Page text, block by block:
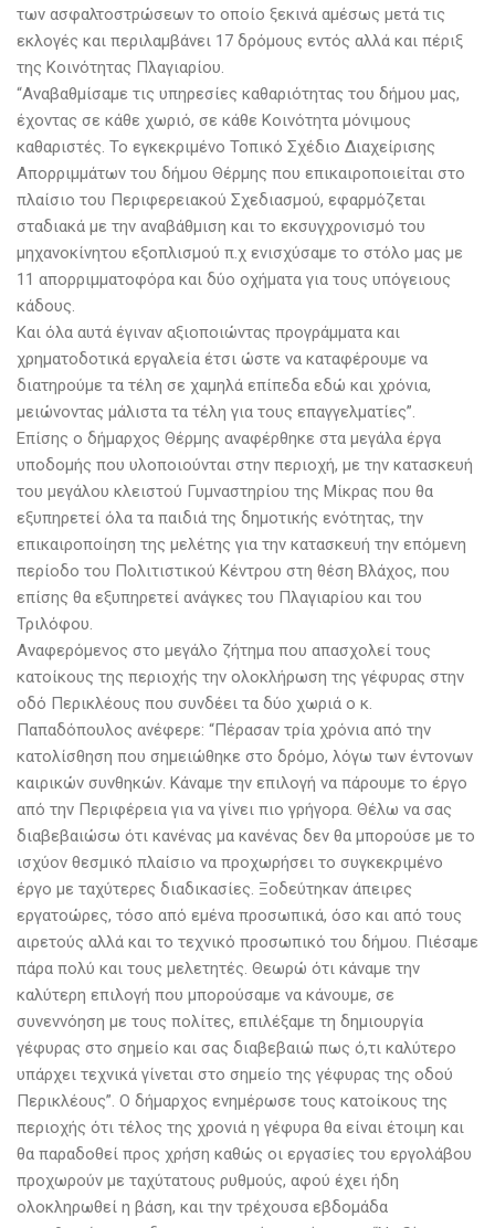
των ασφαλτοστρώσεων το οποίο ξεκινά αμέσως μετά τις
εκλογές και περιλαμβάνει 17 δρόμους εντός αλλά και πέριξ
της Κοινότητας Πλαγιαρίου.
“Αναβαθμίσαμε τις υπηρεσίες καθαριότητας του δήμου μας,
έχοντας σε κάθε χωριό, σε κάθε Κοινότητα μόνιμους
καθαριστές. Το εγκεκριμένο Τοπικό Σχέδιο Διαχείρισης
Απορριμμάτων του δήμου Θέρμης που επικαιροποιείται στο
πλαίσιο του Περιφερειακού Σχεδιασμού, εφαρμόζεται
σταδιακά με την αναβάθμιση και το εκσυγχρονισμό του
μηχανοκίνητου εξοπλισμού π.χ ενισχύσαμε το στόλο μας με
11 απορριμματοφόρα και δύο οχήματα για τους υπόγειους
κάδους.
Και όλα αυτά έγιναν αξιοποιώντας προγράμματα και
χρηματοδοτικά εργαλεία έτσι ώστε να καταφέρουμε να
διατηρούμε τα τέλη σε χαμηλά επίπεδα εδώ και χρόνια,
μειώνοντας μάλιστα τα τέλη για τους επαγγελματίες”.
Επίσης ο δήμαρχος Θέρμης αναφέρθηκε στα μεγάλα έργα
υποδομής που υλοποιούνται στην περιοχή, με την κατασκευή
του μεγάλου κλειστού Γυμναστηρίου της Μίκρας που θα
εξυπηρετεί όλα τα παιδιά της δημοτικής ενότητας, την
επικαιροποίηση της μελέτης για την κατασκευή την επόμενη
περίοδο του Πολιτιστικού Κέντρου στη θέση Βλάχος, που
επίσης θα εξυπηρετεί ανάγκες του Πλαγιαρίου και του
Τριλόφου.
Αναφερόμενος στο μεγάλο ζήτημα που απασχολεί τους
κατοίκους της περιοχής την ολοκλήρωση της γέφυρας στην
οδό Περικλέους που συνδέει τα δύο χωριά ο κ.
Παπαδόπουλος ανέφερε: “Πέρασαν τρία χρόνια από την
κατολίσθηση που σημειώθηκε στο δρόμο, λόγω των έντονων
καιρικών συνθηκών. Κάναμε την επιλογή να πάρουμε το έργο
από την Περιφέρεια για να γίνει πιο γρήγορα. Θέλω να σας
διαβεβαιώσω ότι κανένας μα κανένας δεν θα μπορούσε με το
ισχύον θεσμικό πλαίσιο να προχωρήσει το συγκεκριμένο
έργο με ταχύτερες διαδικασίες. Ξοδεύτηκαν άπειρες
εργατοώρες, τόσο από εμένα προσωπικά, όσο και από τους
αιρετούς αλλά και το τεχνικό προσωπικό του δήμου. Πιέσαμε
πάρα πολύ και τους μελετητές. Θεωρώ ότι κάναμε την
καλύτερη επιλογή που μπορούσαμε να κάνουμε, σε
συνεννόηση με τους πολίτες, επιλέξαμε τη δημιουργία
γέφυρας στο σημείο και σας διαβεβαιώ πως ό,τι καλύτερο
υπάρχει τεχνικά γίνεται στο σημείο της γέφυρας της οδού
Περικλέους”. Ο δήμαρχος ενημέρωσε τους κατοίκους της
περιοχής ότι τέλος της χρονιά η γέφυρα θα είναι έτοιμη και
θα παραδοθεί προς χρήση καθώς οι εργασίες του εργολάβου
προχωρούν με ταχύτατους ρυθμούς, αφού έχει ήδη
ολοκληρωθεί η βάση, και την τρέχουσα εβδομάδα